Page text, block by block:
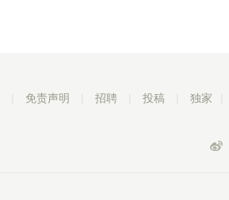
免责声明 招聘 投稿 独家